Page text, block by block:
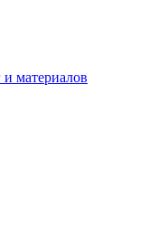
материалов